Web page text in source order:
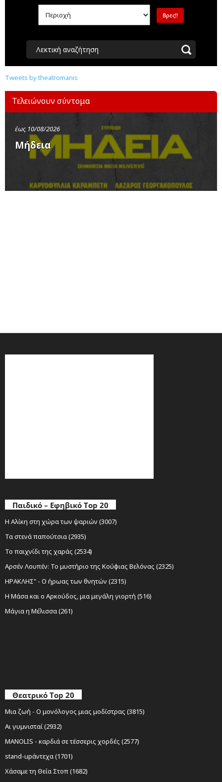
Λεκτική αναζήτηση
Tweets by theatromanis
Τελειώνουν σύντομα
έως 10/08/2026
Μήδεια
Παιδικό – Εφηβικό Top 20
Η Αλίκη στη χώρα των ψαριών (3007)
Τα στενά παπούτσια (2935)
Το παιχνίδι της χαράς (2534)
Αρσέν Λουπέν: Το μυστήριο της Κούφιας Βελόνας (2325)
ΗΡΑΚΛΗΣ" - Ο ήρωας των θνητών (2315)
Η Μάσα και ο Αρκούδος, μια μεγάλη γιορτή (516)
Μάγια η Μέλισσα (261)
Θεατρικό Top 20
Μια ζωή - Ο μονόλογος μιας μοδίστρας (3815)
Αι γυμνισταί (2932)
MANOLIS - καρδιά σε τέσσερις χορδές (2577)
stand-upάντεχα (1701)
Χάσαμε τη Θεία Στοπ (1682)